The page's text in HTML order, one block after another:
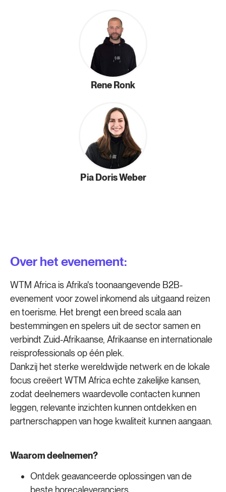
Rene Ronk
Pia Doris Weber
Over het evenement:
WTM Africa is Afrika's toonaangevende B2B-
evenement voor zowel inkomend als uitgaand reizen
en toerisme. Het brengt een breed scala aan
bestemmingen en spelers uit de sector samen en
verbindt Zuid-Afrikaanse, Afrikaanse en internationale
reisprofessionals op één plek.
Dankzij het sterke wereldwijde netwerk en de lokale
focus creëert WTM Africa echte zakelijke kansen,
zodat deelnemers waardevolle contacten kunnen
leggen, relevante inzichten kunnen ontdekken en
partnerschappen van hoge kwaliteit kunnen aangaan.
Waarom deelnemen?
Ontdek geavanceerde oplossingen van de